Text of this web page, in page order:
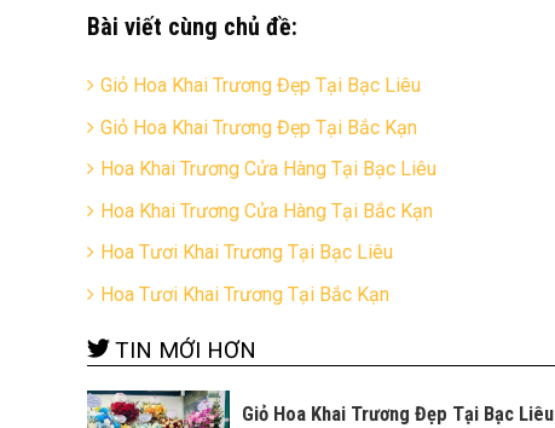
Bài viết cùng chủ đề:
Giỏ Hoa Khai Trương Đẹp Tại Bạc Liêu
Giỏ Hoa Khai Trương Đẹp Tại Bắc Kạn
Hoa Khai Trương Cửa Hàng Tại Bạc Liêu
Hoa Khai Trương Cửa Hàng Tại Bắc Kạn
Hoa Tươi Khai Trương Tại Bạc Liêu
Hoa Tươi Khai Trương Tại Bắc Kạn
TIN MỚI HƠN
Giỏ Hoa Khai Trương Đẹp Tại Bạc Liêu